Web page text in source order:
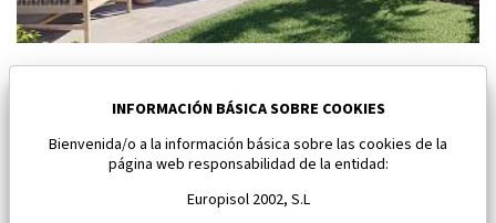
Torre Pacheco
Dormitorios:2 Área:96 M2
334 900 €
INFORMACIÓN BÁSICA SOBRE COOKIES
Bienvenida/o a la información básica sobre las cookies de la
página web responsabilidad de la entidad:
Europisol 2002, S.L